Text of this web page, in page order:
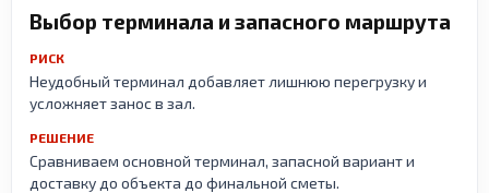
Выбор терминала и запасного маршрута
РИСК
Неудобный терминал добавляет лишнюю перегрузку и
усложняет занос в зал.
РЕШЕНИЕ
Сравниваем основной терминал, запасной вариант и
доставку до объекта до финальной сметы.